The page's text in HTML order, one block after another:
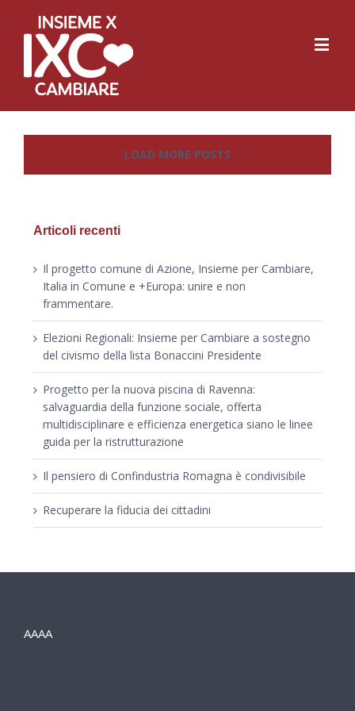
LOAD MORE POSTS
Articoli recenti
Il progetto comune di Azione, Insieme per Cambiare,
Italia in Comune e +Europa: unire e non
frammentare.
Elezioni Regionali: Insieme per Cambiare a sostegno
del civismo della lista Bonaccini Presidente
Progetto per la nuova piscina di Ravenna:
salvaguardia della funzione sociale, offerta
multidisciplinare e efficienza energetica siano le linee
guida per la ristrutturazione
Il pensiero di Confindustria Romagna è condivisibile
Recuperare la fiducia dei cittadini
AAAA